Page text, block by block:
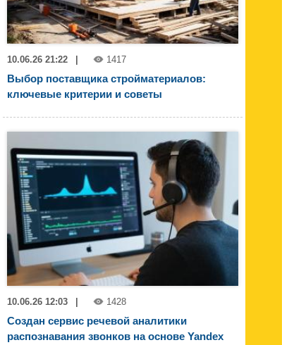
10.06.26 21:22 1417
Выбор поставщика стройматериалов:
ключевые критерии и советы
10.06.26 12:03 1428
Создан сервис речевой аналитики
распознавания звонков на основе Yandex